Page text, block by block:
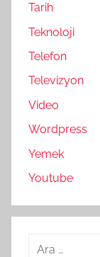
Tarih
Teknoloji
Telefon
Televizyon
Video
Wordpress
Yemek
Youtube
Arama: